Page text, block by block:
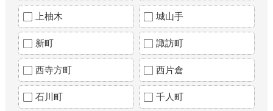
上柚木 城山手
新町 諏訪町
西寺方町 西片倉
石川町 千人町